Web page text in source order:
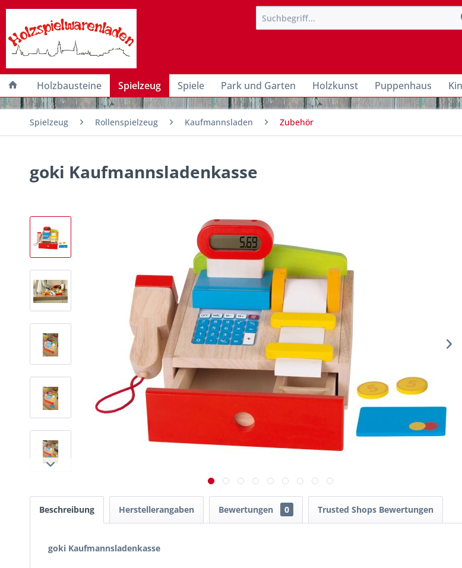
Holzbausteine Spielzeug Spiele Park und Garten Holzkunst Puppenhaus
Spielzeug Rollenspielzeug Kaufmannsladen Zubehör
goki Kaufmannsladenkasse
Beschreibung Herstellerangaben Bewertungen 0 Trusted Shops Bewertungen
goki Kaufmannsladenkasse